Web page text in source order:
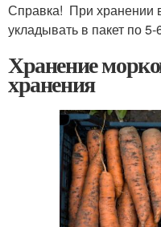
Справка! При хранении
укладывать в пакет по
Хранение
хранения